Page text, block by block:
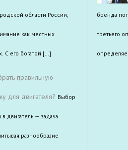
области России,
как местных
С его богатой […]
правильную
для двигателя? Выбор
двигатель — задача
разнообразие
бренда
третьего